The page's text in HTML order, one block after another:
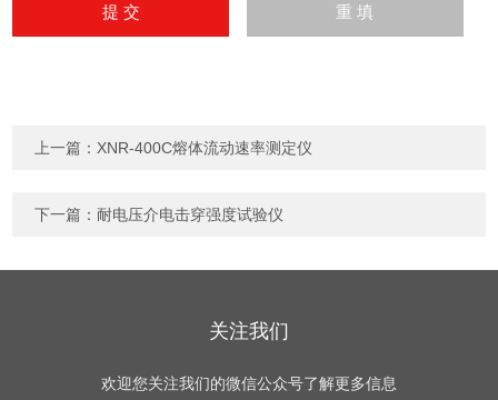
上一篇： XNR-400C熔体流动速率测定仪
下一篇： 耐电压介电击穿强度试验仪
关注我们
欢迎您关注我们的微信公众号了解更多信息